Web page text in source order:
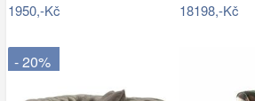
1950,-Kč 18198,-Kč
- 20%